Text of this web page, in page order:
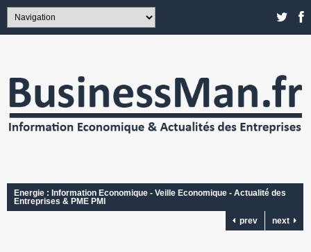
Energie : Information Economique - Veille Economique - Actualité des
Entreprises & PME PMI
prev
next